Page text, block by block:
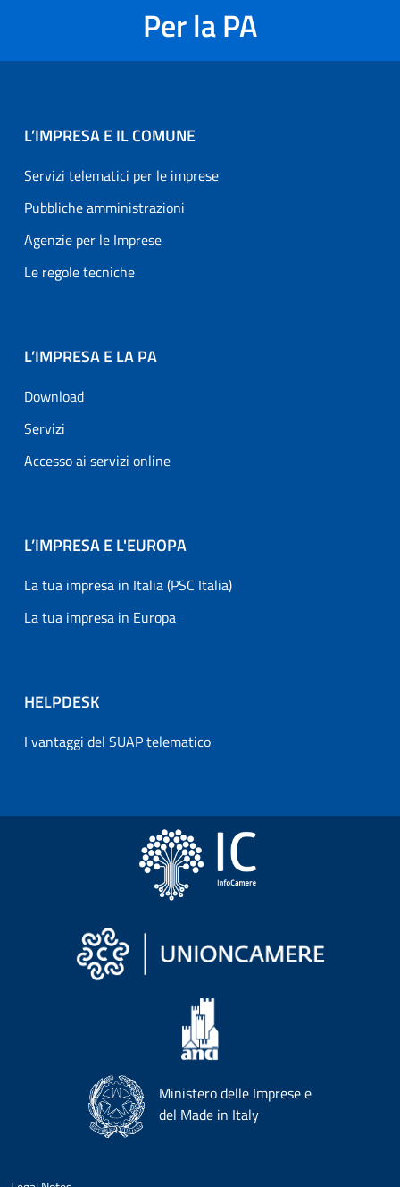
Per la PA
L’IMPRESA E IL COMUNE
Servizi telematici per le imprese
Pubbliche amministrazioni
Agenzie per le Imprese
Le regole tecniche
L’IMPRESA E LA PA
Download
Servizi
Accesso ai servizi online
L’IMPRESA E L'EUROPA
La tua impresa in Italia (PSC Italia)
La tua impresa in Europa
HELPDESK
I vantaggi del SUAP telematico
Ministero delle Imprese e
del Made in Italy